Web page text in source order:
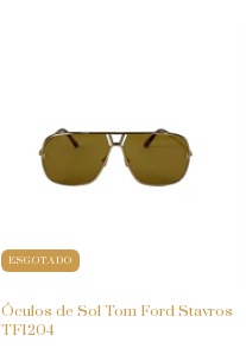
ESGOTADO
Óculos de Sol Tom Ford Stavros
TF1204